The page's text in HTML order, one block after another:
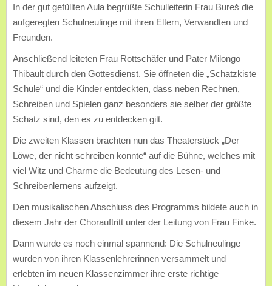
In der gut gefüllten Aula begrüßte Schulleiterin Frau Bureš die
aufgeregten Schulneulinge mit ihren Eltern, Verwandten und
Freunden.
Anschließend leiteten Frau Rottschäfer und Pater Milongo
Thibault durch den Gottesdienst. Sie öffneten die „Schatzkiste
Schule“ und die Kinder entdeckten, dass neben Rechnen,
Schreiben und Spielen ganz besonders sie selber der größte
Schatz sind, den es zu entdecken gilt.
Die zweiten Klassen brachten nun das Theaterstück „Der
Löwe, der nicht schreiben konnte“ auf die Bühne, welches mit
viel Witz und Charme die Bedeutung des Lesen- und
Schreibenlernens aufzeigt.
Den musikalischen Abschluss des Programms bildete auch in
diesem Jahr der Chorauftritt unter der Leitung von Frau Finke.
Dann wurde es noch einmal spannend: Die Schulneulinge
wurden von ihren Klassenlehrerinnen versammelt und
erlebten im neuen Klassenzimmer ihre erste richtige